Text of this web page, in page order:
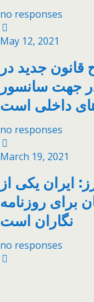
no responses
May 12, 2021
جدید در
جهت سانسور
داخلی است
no responses
March 19, 2021
ایران یکی از
برای روزنامه
نگاران ‌است
no responses